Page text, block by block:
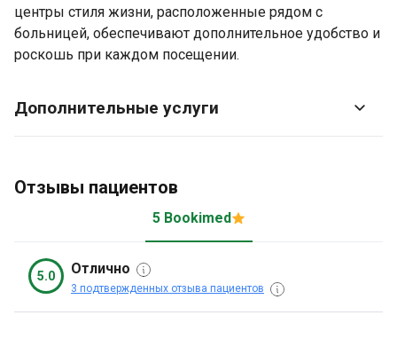
центры стиля жизни, расположенные рядом с
больницей, обеспечивают дополнительное удобство и
роскошь при каждом посещении.
Дополнительные услуги
Отзывы пациентов
5 Bookimed
5.0 Отлично
3 подтвержденных отзыва пациентов